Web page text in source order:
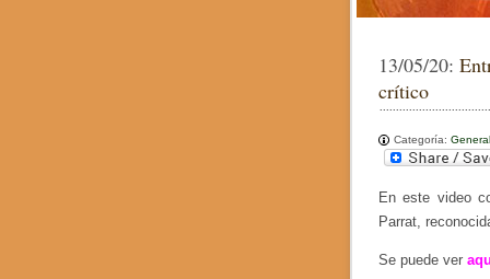
13/05/20:
crítico
Categoría: General
En este video
Parrat,
Se puede ver